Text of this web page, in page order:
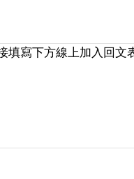
填寫下方線上加入回文